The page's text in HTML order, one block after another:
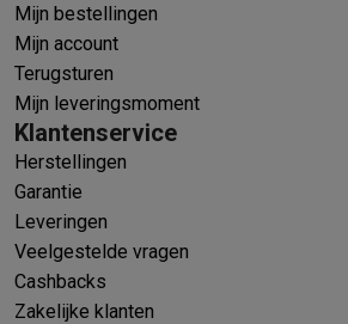
Mijn bestellingen
Mijn account
Terugsturen
Mijn leveringsmoment
Klantenservice
Herstellingen
Garantie
Leveringen
Veelgestelde vragen
Cashbacks
Zakelijke klanten